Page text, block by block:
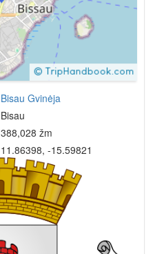
Bisau Gvinėja
Bisau
388,028 žm
11.86398, -15.59821